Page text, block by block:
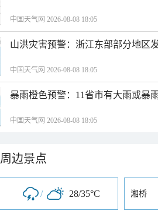
中国天气网 2026-08-08 18:05
山洪灾害预警：浙江东部部分地区
中国天气网 2026-08-08 18:05
暴雨橙色预警：11省市有大雨或暴
中国天气网 2026-08-08 18:05
周边景点
/ 28/35°C 湘桥